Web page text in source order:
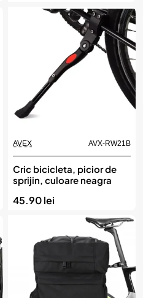
AVEX AVX-RW21B
Cric bicicleta, picior de
sprijin, culoare neagra
45.90 lei